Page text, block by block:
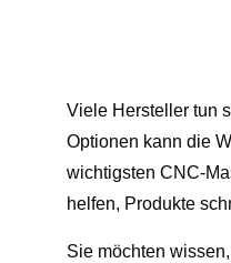
Viele Hersteller tun
Optionen kann die
wichtigsten CNC-
helfen, Produkte
Sie möchten